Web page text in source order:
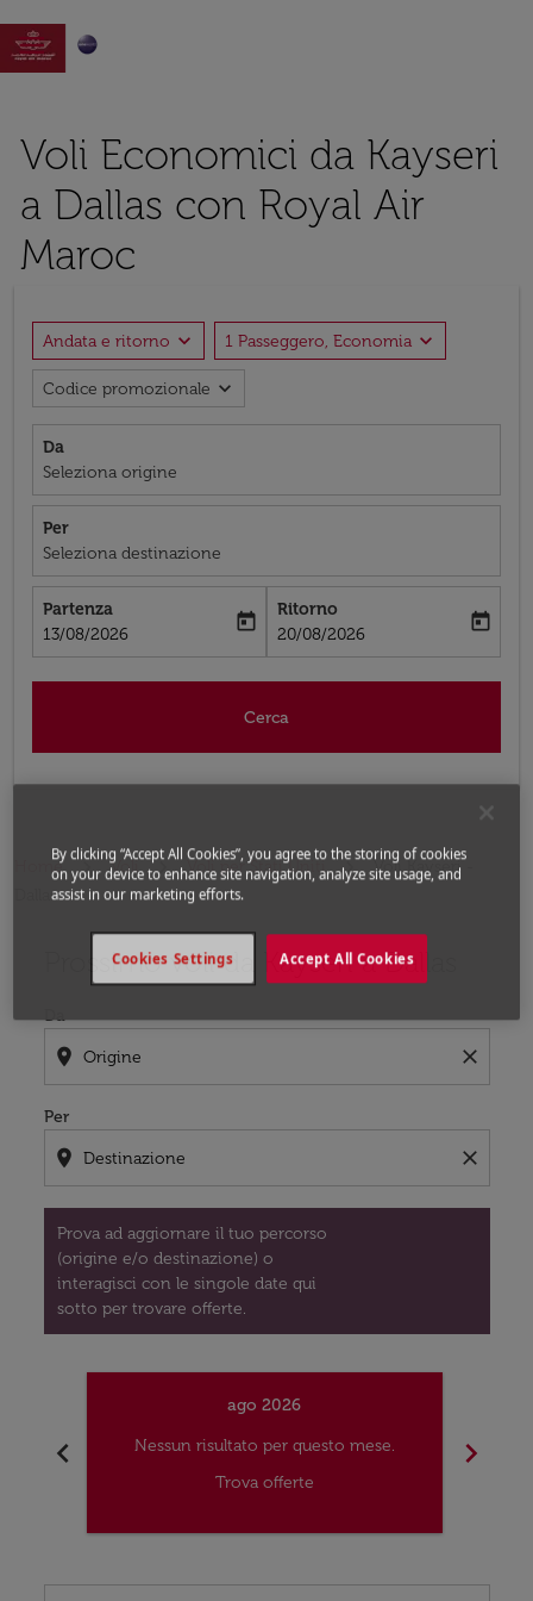

Voli Economici da Kayseri
a Dallas con Royal Air
Maroc
Andata e ritorno expand_more 1 Passeggero, Economia expand_more
Codice promozionale expand_more
Da
Seleziona origine
Per
Seleziona destinazione
Partenza
fc-booking-departure-date-aria-label
13/08/2026
today
Ritorno
fc-booking-return-date-aria-label
20/08/2026
today
Cerca
Home Voli Voli per Stati Uniti
Voli Kayseri -
Dallas
Prossimo voli da Kayseri a Dallas
Da
location_on close
Per
location_on close
Prova ad aggiornare il tuo percorso
(origine e/o destinazione) o
interagisci con le singole date qui
sotto per trovare offerte.
Prova ad aggiornare il tuo percorso (origine e/o
chevron_left
ago 2026
Nessun risultato per questo mese.
Trova offerte
chevron_right
By clicking “Accept All Cookies”, you agree to the storing of cookies
on your device to enhance site navigation, analyze site usage, and
assist in our marketing efforts.
Accept All Cookies
Cookies Settings